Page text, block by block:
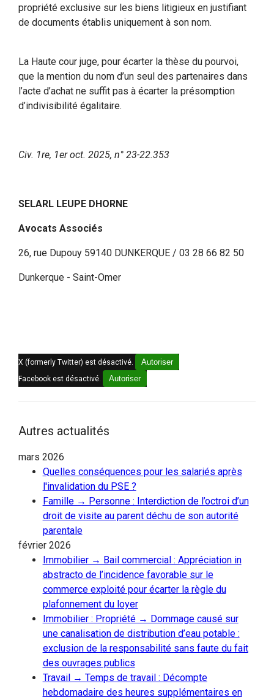
propriété exclusive sur les biens litigieux en justifiant
de documents établis uniquement à son nom.
La Haute cour juge, pour écarter la thèse du pourvoi,
que la mention du nom d’un seul des partenaires dans
l’acte d’achat ne suffit pas à écarter la présomption
d’indivisibilité égalitaire.
Civ. 1re, 1er oct. 2025, n° 23-22.353
SELARL LEUPE DHORNE
Avocats Associés
26, rue Dupouy 59140 DUNKERQUE / 03 28 66 82 50
Dunkerque - Saint-Omer
X (formerly Twitter) est désactivé. Autoriser
Facebook est désactivé. Autoriser
Autres actualités
mars 2026
Quelles conséquences pour les salariés après
l'invalidation du PSE ?
Famille → Personne : Interdiction de l’octroi d’un
droit de visite au parent déchu de son autorité
parentale
février 2026
Immobilier → Bail commercial : Appréciation in
abstracto de l’incidence favorable sur le
commerce exploité pour écarter la règle du
plafonnement du loyer
Immobilier : Propriété → Dommage causé sur
une canalisation de distribution d’eau potable :
exclusion de la responsabilité sans faute du fait
des ouvrages publics
Travail → Temps de travail : Décompte
hebdomadaire des heures supplémentaires en